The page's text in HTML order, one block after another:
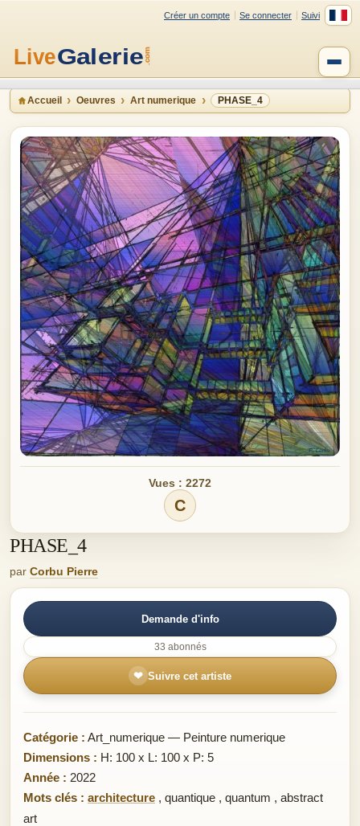
Créer un compte Se connecter Suivi
Accueil Oeuvres Art numerique PHASE_4
Vues : 2272
C
PHASE_4
par Corbu Pierre
Demande d'info
33 abonnés
❤ Suivre cet artiste
Catégorie : Art_numerique — Peinture numerique
Dimensions : H: 100 x L: 100 x P: 5
Année : 2022
Mots clés : architecture , quantique , quantum , abstract
art